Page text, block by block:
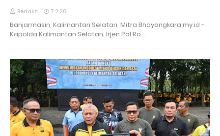
Redaksi 7.2.26
Banjarmasin, Kalimantan Selatan, Mitra Bhayangkara,my.id -
Kapolda Kalimantan Selatan, Irjen Pol Ro…